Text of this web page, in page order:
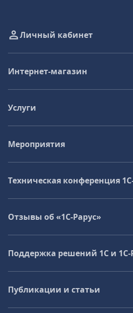
Личный кабинет
Интернет-магазин
Услуги
Мероприятия
Техническая конференция
Отзывы об «1С-Рарус»
Поддержка решений 1С и
Публикации и статьи